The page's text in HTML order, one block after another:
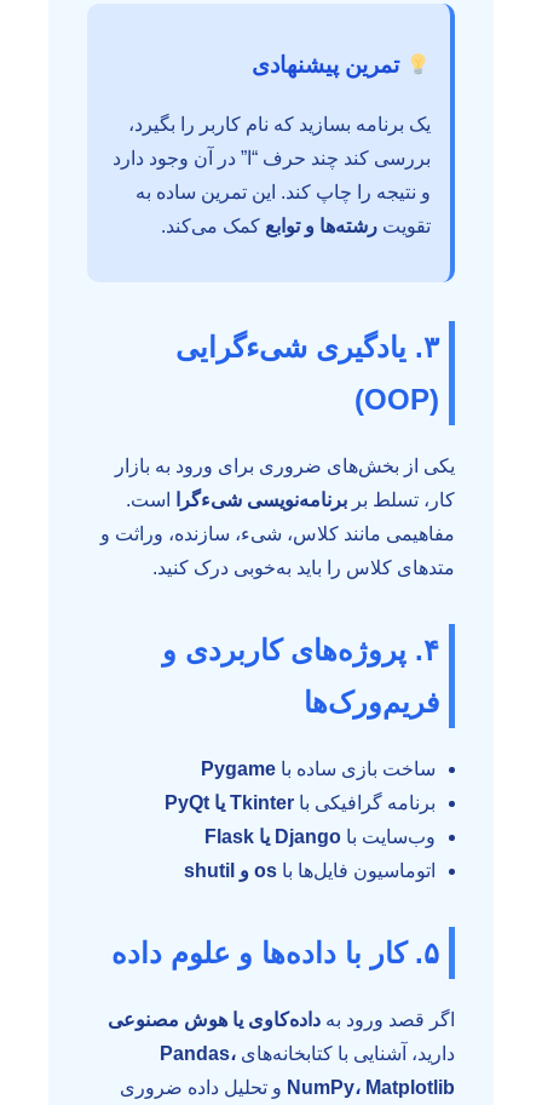
تمرین پیشنهادی
یک برنامه بسازید که نام کاربر را بگیرد،
بررسی کند چند حرف “ا” در آن وجود دارد
و نتیجه را چاپ کند. این تمرین ساده به
تقویت رشته‌ها و توابع کمک می‌کند.
۳. یادگیری شی‌ءگرایی
(OOP)
یکی از بخش‌های ضروری برای ورود به بازار
کار، تسلط بر برنامه‌نویسی شی‌ءگرا
است.
مفاهیمی مانند کلاس، شیء، سازنده، وراثت و
متدهای کلاس را باید به‌خوبی درک کنید.
۴. پروژه‌های کاربردی و
فریم‌ورک‌ها
ساخت بازی ساده با Pygame
برنامه گرافیکی با Tkinter یا PyQt
وب‌سایت با Django یا Flask
اتوماسیون فایل‌ها با os و shutil
۵. کار با داده‌ها و علوم داده
اگر قصد ورود به داده‌کاوی یا هوش مصنوعی
دارید، آشنایی با کتابخانه‌های Pandas،
NumPy، Matplotlib و تحلیل داده ضروری